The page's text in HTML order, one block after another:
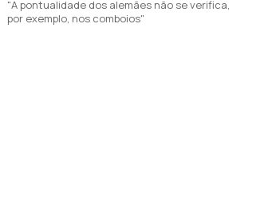
"A pontualidade dos alemães não se verifica,
por exemplo, nos comboios"